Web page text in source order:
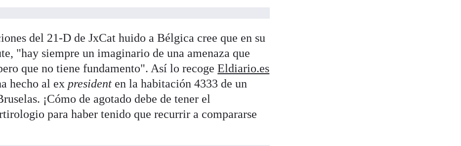
del 21-D de JxCat huido a Bélgica cree que en su
"hay siempre un imaginario de una amenaza que
que no tiene fundamento". Así lo recogeEldiario.es
hecho al ex president en la habitación 4333 de un
¡Cómo de agotado debe de tener el
para haber tenido que recurrir a compararse